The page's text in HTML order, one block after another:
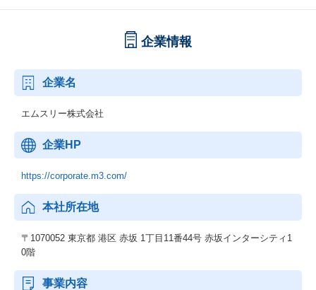
企業情報
企業名
エムスリー株式会社
企業HP
https://corporate.m3.com/
本社所在地
〒1070052 東京都 港区 赤坂 1丁目11番44号 赤坂インターシティ1
0階
事業内容